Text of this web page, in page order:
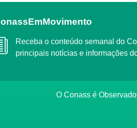
#ConassEmMovimento
Receba o conteúdo semanal do Conass com as
principais notícias e informações
O Conass é